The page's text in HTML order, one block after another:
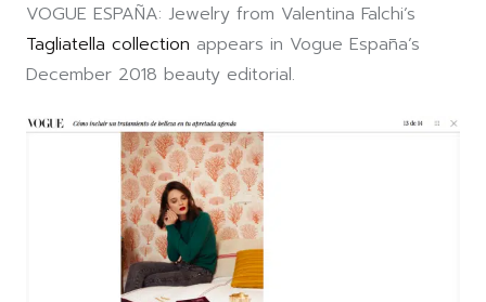
VOGUE ESPAÑA: Jewelry from Valentina Falchi’s
Tagliatella collection appears in Vogue España’s
December 2018 beauty editorial.